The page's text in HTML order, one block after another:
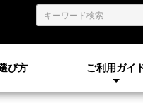
び方 ご利用ガイ